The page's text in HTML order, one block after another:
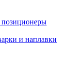
и наплавки